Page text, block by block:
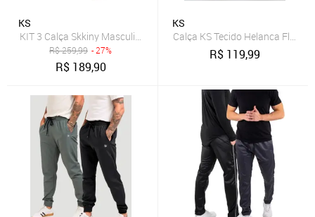
KS
KIT 3 Calça Skkiny Masculina Treino Esporte Academia Tecido
R$259,99 - 27%
R$ 189,90
KS
Calça KS Tecido Helanca
R$ 119,99